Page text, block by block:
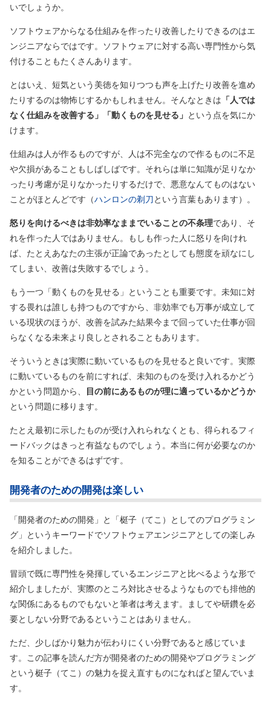
いでしょうか。
ソフトウェアからなる仕組みを作ったり改善したりできるのはエ
ンジニアならではです。ソフトウェアに対する高い専門性から気
付けることもたくさんあります。
とはいえ、短気という美徳を知りつつも声を上げたり改善を進め
たりするのは物怖じするかもしれません。そんなときは 「人では
なく仕組みを改善する」「動くものを見せる」 という点を気にか
けます。
仕組みは人が作るものですが、人は不完全なので作るものに不足
や欠損があることもしばしばです。それらは単に知識が足りなか
ったり考慮が足りなかったりするだけで、悪意なんてものはない
ことがほとんどです（ハンロンの剃刀という言葉もあります）。
怒りを向けるべきは非効率なままでいることの不条理であり、そ
れを作った人ではありません。もしも作った人に怒りを向けれ
ば、たとえあなたの主張が正論であったとしても態度を頑なにし
てしまい、改善は失敗するでしょう。
もう一つ「動くものを見せる」ということも重要です。未知に対
する畏れは誰しも持つものですから、非効率でも万事が成立して
いる現状のほうが、改善を試みた結果今まで回っていた仕事が回
らなくなる未来より良しとされることもあります。
そういうときは実際に動いているものを見せると良いです。実際
に動いているものを前にすれば、未知のものを受け入れるかどう
かという問題から、
目の前にあるものが理に適っているかどうか
という問題に移ります。
たとえ最初に示したものが受け入れられなくとも、得られるフィ
ードバックはきっと有益なものでしょう。本当に何が必要なのか
を知ることができるはずです。
開発者のための開発は楽しい
「開発者のための開発」と「梃子 （てこ）
としてのプログラミン
グ」というキーワードでソフトウェアエンジニアとしての楽しみ
を紹介しました。
冒頭で既に専門性を発揮しているエンジニアと比べるような形で
紹介しましたが、実際のところ対比させるようなものでも排他的
な関係にあるものでもないと筆者は考えます。ましてや研鑽を必
要としない分野であるということはありません。
ただ、少しばかり魅力が伝わりにくい分野であると感じていま
す。この記事を読んだ方が開発者のための開発やプログラミング
という梃子 （てこ） の魅力を捉え直すものになればと望んでいま
す。